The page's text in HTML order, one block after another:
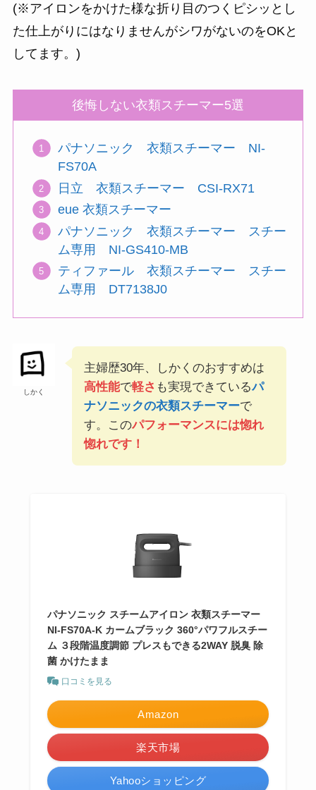
(※アイロンをかけた様な折り目のつくピシッとし
た仕上がりにはなりませんがシワがないのをOKと
してます。)
後悔しない衣類スチーマー5選
パナソニック 衣類スチーマー NI-
FS70A
日立 衣類スチーマー CSI-RX71
eue 衣類スチーマー
パナソニック 衣類スチーマー スチー
ム専用 NI-GS410-MB
ティファール 衣類スチーマー スチー
ム専用 DT7138J0
しかく
主婦歴30年、しかくのおすすめは
高性能で軽さ も実現できているパ
ナソニックの衣類スチーマーで
す。このパフォーマンスには惚れ
惚れです！
パナソニック スチームアイロン 衣類スチーマー
NI-FS70A-K カームブラック 360°パワフルスチー
ム ３段階温度調節 プレスもできる2WAY 脱臭 除
菌 かけたまま
口コミを見る
Amazon
楽天市場
Yahooショッピング